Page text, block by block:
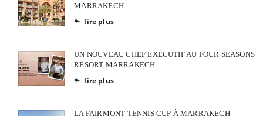
MARRAKECH
 lire plus
UN NOUVEAU CHEF EXÉCUTIF AU FOUR SEASONS
RESORT MARRAKECH
 lire plus
LA FAIRMONT TENNIS CUP À MARRAKECH